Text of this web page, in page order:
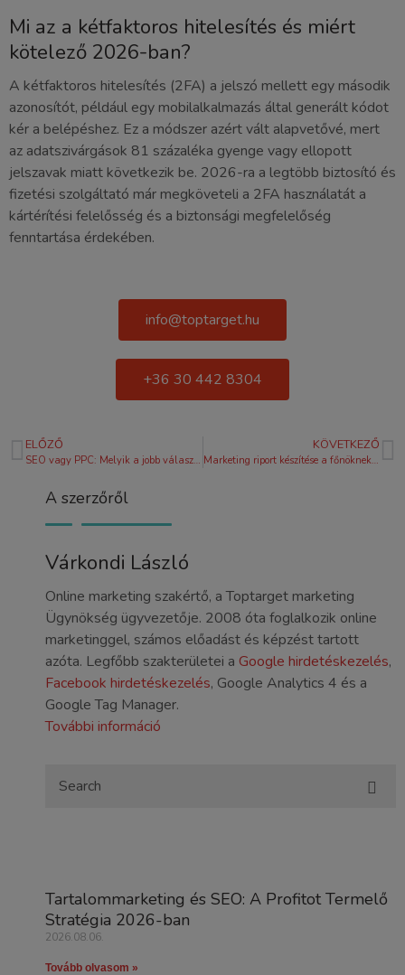
Mi az a kétfaktoros hitelesítés és miért
kötelező 2026-ban?
A kétfaktoros hitelesítés (2FA) a jelszó mellett egy második
azonosítót, például egy mobilalkalmazás által generált kódot
kér a belépéshez. Ez a módszer azért vált alapvetővé, mert
az adatszivárgások 81 százaléka gyenge vagy ellopott
jelszavak miatt következik be. 2026-ra a legtöbb biztosító és
fizetési szolgáltató már megköveteli a 2FA használatát a
kártérítési felelősség és a biztonsági megfelelőség
fenntartása érdekében.
info@toptarget.hu
+36 30 442 8304
ELŐZŐ
SEO vagy PPC: Melyik a jobb választás a vállalkozásodnak 2026-ban?
KÖVETKEZŐ
Marketing riport készítése a főnöknek: Útmutató a döntéstámogató beszámolóhoz
A szerzőről
Várkondi László
Online marketing szakértő, a Toptarget marketing
Ügynökség ügyvezetője. 2008 óta foglalkozik online
marketinggel, számos előadást és képzést tartott
azóta. Legfőbb szakterületei a Google hirdetéskezelés,
Facebook hirdetéskezelés, Google Analytics 4 és a
Google Tag Manager.
További információ
Tartalommarketing és SEO: A Profitot Termelő
Stratégia 2026-ban
2026.08.06.
Tovább olvasom »